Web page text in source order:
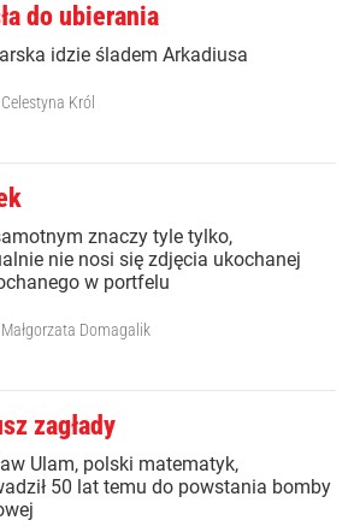
do ubierania
idzie śladem Arkadiusa
Celestyna Król
znaczy tyle tylko,
nie nosi się zdjęcia ukochanej
w portfelu
Małgorzata Domagalik
zagłady
Ulam, polski matematyk,
50 lat temu do powstania bomby